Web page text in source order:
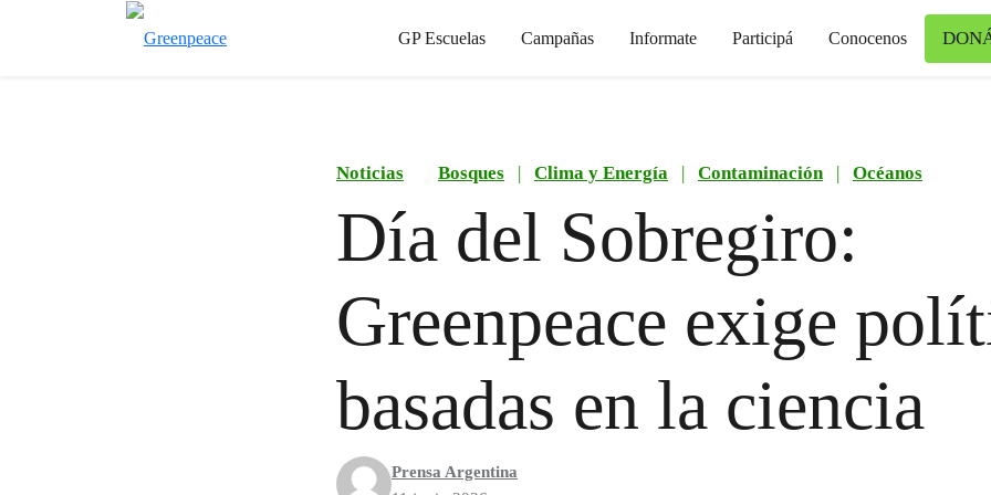
GP Escuelas Campañas Informate Participá Conocenos
Noticias Bosques | Clima y Energía | Contaminación | Océanos
Día del Sobregiro:
Greenpeace exige
basadas en la ciencia
Prensa Argentina